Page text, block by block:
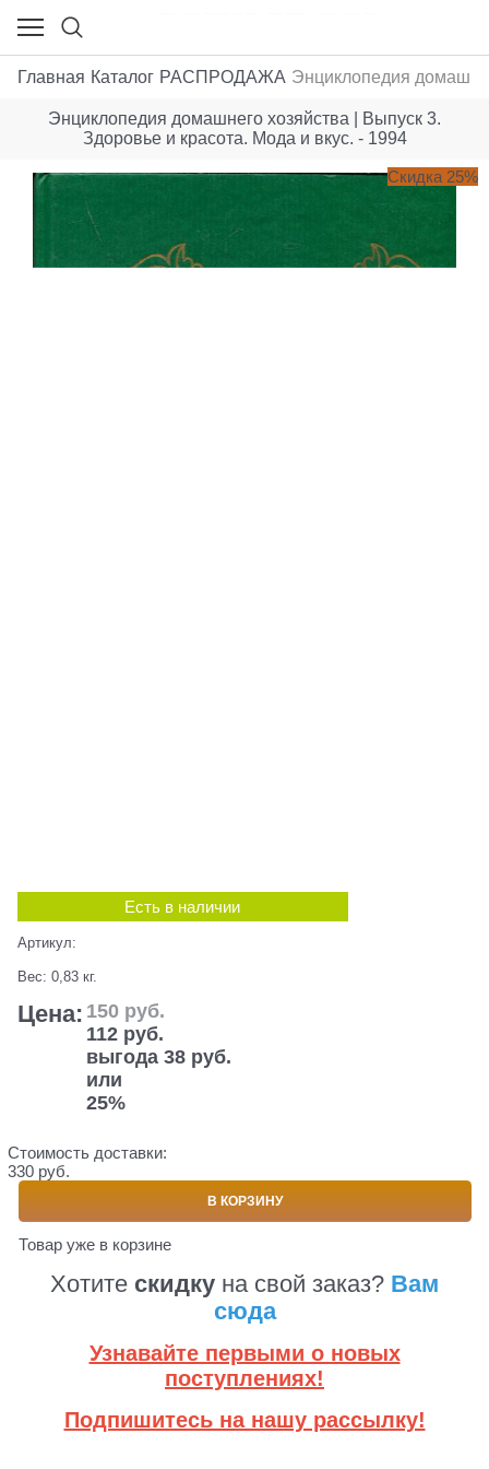
Главная Каталог РАСПРОДАЖА Энциклопедия
Энциклопедия домашнего хозяйства | Выпуск 3.
Здоровье и красота. Мода и вкус. - 1994
Скидка 25%
Есть в наличии
Артикул:
Вес: 0,83 кг.
Цена: 150 руб.
112 руб.
выгода 38 руб.
или
25%
Стоимость доставки:
330 руб.
В КОРЗИНУ
Товар уже в корзине
Хотите скидку на свой заказ? Вам
сюда
Узнавайте первыми о новых
поступлениях!
Подпишитесь на нашу рассылку!